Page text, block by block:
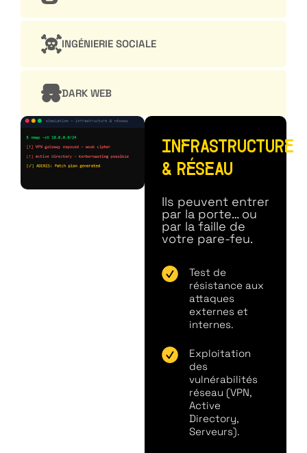
INGÉNIERIE SOCIALE
DARK WEB
INFRASTRUCTURE
& RÉSEAU
Ils peuvent entrer
par la porte… ou
par la faille de
votre pare-feu.
Test de
résistance aux
attaques
externes et
internes.
Exploitation
des
vulnérabilités
réseau (VPN,
Active
Directory,
Serveurs).